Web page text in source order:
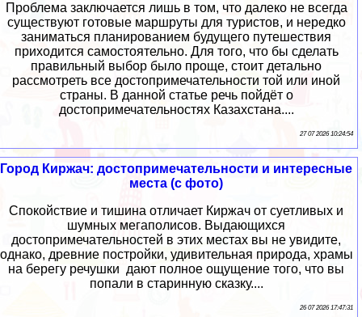
Проблема заключается лишь в том, что далеко не всегда
существуют готовые маршруты для туристов, и нередко
заниматься планированием будущего путешествия
приходится самостоятельно. Для того, что бы сделать
правильный выбор было проще, стоит детально
рассмотреть все достопримечательности той или иной
страны. В данной статье речь пойдёт о
достопримечательностях Казахстана....
27 07 2026 10:24:54
Город Киржач: достопримечательности и интересные
места (с фото)
Спокойствие и тишина отличает Киржач от суетливых и
шумных мегаполисов. Выдающихся
достопримечательностей в этих местах вы не увидите,
однако, древние постройки, удивительная природа, храмы
на берегу речушки дают полное ощущение того, что вы
попали в старинную сказку....
26 07 2026 17:47:31